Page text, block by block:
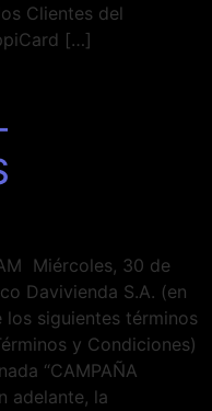
Clientes del
[…]
Miércoles, 30 de
Davivienda S.A. (en
los siguientes términos
y Condiciones)
“CAMPAÑA
adelante, la